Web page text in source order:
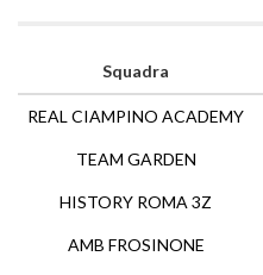
Squadra
REAL CIAMPINO ACADEMY
TEAM GARDEN
HISTORY ROMA 3Z
AMB FROSINONE